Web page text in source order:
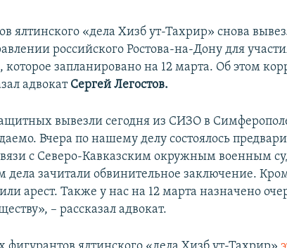
ялтинского «дела Хизб ут-Тахрир» снова
российского Ростова-на-Дону для
которое запланировано на 12 марта. Об этом
адвокат Сергей Легостов.
вывезли сегодня из СИЗО в
Вчера по нашему делу состоялось
с Северо-Кавказским окружным военным
дела зачитали обвинительное заключение.
арест. Также у нас на 12 марта назначено
– рассказал адвокат.